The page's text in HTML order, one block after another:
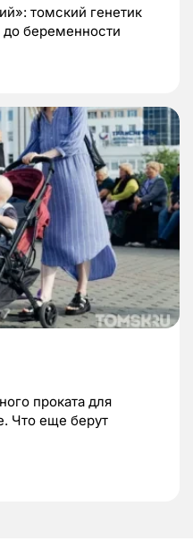
томский генетик
беременности
проката для
Что еще берут